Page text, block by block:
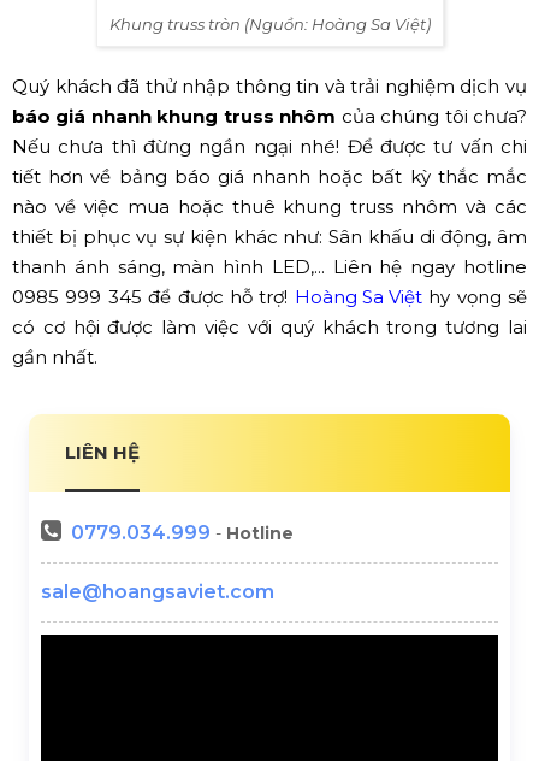
Khung truss tròn (Nguồn: Hoàng Sa Việt)
Quý khách đã thử nhập thông tin và trải nghiệm dịch vụ
báo giá nhanh khung truss nhôm của chúng tôi chưa?
Nếu chưa thì đừng ngần ngại nhé! Để được tư vấn chi
tiết hơn về bảng báo giá nhanh hoặc bất kỳ thắc mắc
nào về việc mua hoặc thuê khung truss nhôm và các
thiết bị phục vụ sự kiện khác như: Sân khấu di động, âm
thanh ánh sáng, màn hình LED,... Liên hệ ngay hotline
0985 999 345 để được hỗ trợ! Hoàng Sa Việthy vọng sẽ
có cơ hội được làm việc với quý khách trong tương lai
gần nhất.
LIÊN HỆ
0779.034.999 - Hotline
sale@hoangsaviet.com